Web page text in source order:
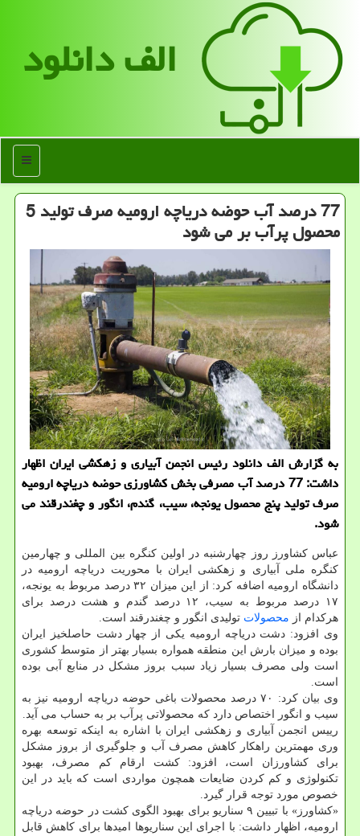
الف دانلود
منو
77 درصد آب حوضه دریاچه ارومیه صرف تولید 5
محصول پرآب بر می شود
به گزارش الف دانلود رئیس انجمن آبیاری و زهكشی ایران اظهار
داشت: 77 درصد آب مصرفی بخش كشاورزی حوضه دریاچه ارومیه
صرف تولید پنج محصول یونجه، سیب، گندم، انگور و چغندرقند می
شود.
عباس كشاورز روز چهارشنبه در اولین كنگره بین المللی و چهارمین
كنگره ملی آبیاری و زهكشی ایران با محوریت دریاچه ارومیه در
دانشگاه ارومیه اضافه كرد: از این میزان ۳۲ درصد مربوط به یونجه،
۱۷ درصد مربوط به سیب، ۱۲ درصد گندم و هشت درصد برای
هركدام از محصولات تولیدی انگور و چغندرقند است.
وی افزود: دشت دریاچه ارومیه یكی از چهار دشت حاصلخیز ایران
بوده و میزان بارش این منطقه همواره بسیار بهتر از متوسط كشوری
است ولی مصرف بسیار زیاد سبب بروز مشكل در منابع آبی بوده
است.
وی بیان كرد: ۷۰ درصد محصولات باغی حوضه دریاچه ارومیه نیز به
سیب و انگور اختصاص دارد كه محصولاتی پرآب بر به حساب می آید.
رییس انجمن آبیاری و زهكشی ایران با اشاره به اینكه توسعه بهره
وری مهمترین راهكار كاهش مصرف آب و جلوگیری از بروز مشكل
برای كشاورزان است، افزود: كشت ارقام كم مصرف، بهبود
تكنولوژی و كم كردن ضایعات همچون مواردی است كه باید در این
خصوص مورد توجه قرار گیرد.
«كشاورز» با تبیین ۹ سناریو برای بهبود الگوی كشت در حوضه دریاچه
ارومیه، اظهار داشت: با اجرای این سناریوها امیدها برای كاهش قابل